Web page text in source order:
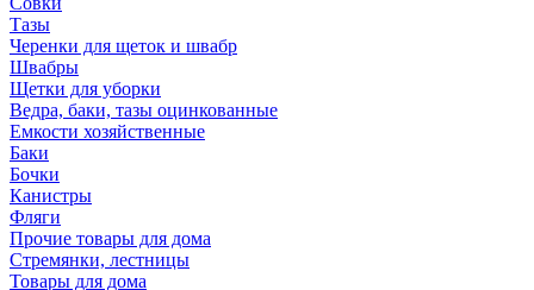
Тазы
Черенки для щеток и швабр
Швабры
Щетки для уборки
Ведра, баки, тазы оцинкованные
Емкости хозяйственные
Баки
Бочки
Канистры
Фляги
Прочие товары для дома
Стремянки, лестницы
Товары для дома